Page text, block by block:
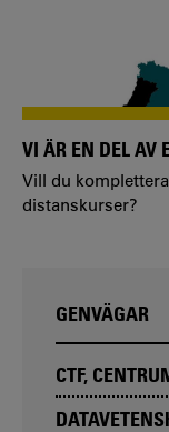
VI ÄR EN DEL AV
Vill du
distanskurser?
GENVÄGAR
CTF,